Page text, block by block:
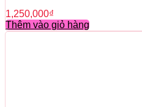
1,250,000₫
Thêm vào giỏ hàng